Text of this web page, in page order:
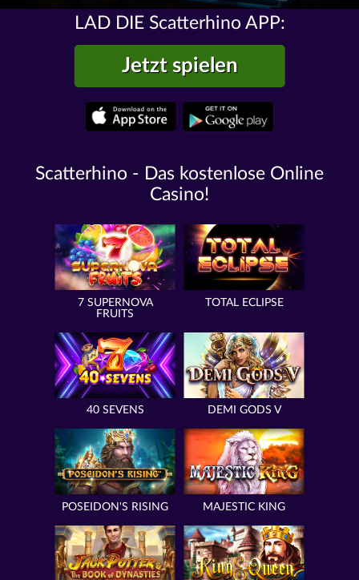
LAD DIE Scatterhino APP:
Jetzt spielen
Scatterhino - Das kostenlose Online
Casino!
7 SUPERNOVA
FRUITS
TOTAL ECLIPSE
40 SEVENS DEMI GODS V
POSEIDON'S RISING MAJESTIC KING